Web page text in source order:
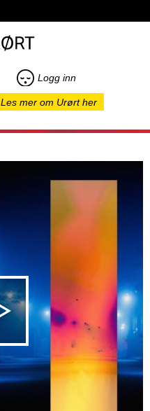
Logg inn
Les mer om Urørt her